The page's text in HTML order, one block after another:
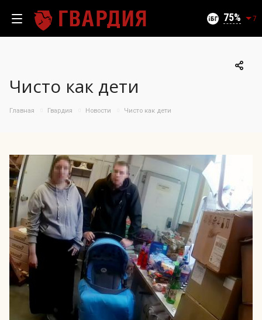
75 7
09.07 24.07
50
55
65
70
75
100
06.08
Индекс Безопасности ГВАРДИИ –
открытый проект Агентства Безопасности ГВАРДИЯ для
оценки уровня защищённости жителей города от
криминальных угроз.Подробнее >>
Чисто как дети
Главная Гвардия Новости Чисто как дети